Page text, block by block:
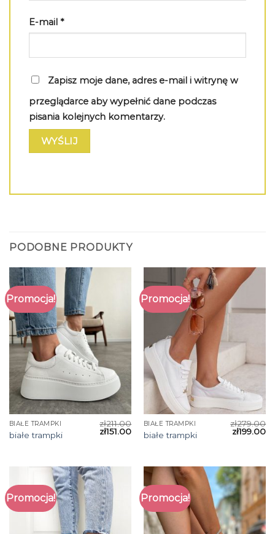
E-mail *
Zapisz moje dane, adres e-mail i witrynę w
przeglądarce aby wypełnić dane podczas
pisania kolejnych komentarzy.
PODOBNE PRODUKTY
Promocja!
BIAŁE TRAMPKI
białe trampki
zł211.00
zł151.00
Promocja!
BIAŁE TRAMPKI
białe trampki
zł279.00
zł199.00
Promocja! Promocja!